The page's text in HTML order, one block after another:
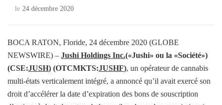
le 24 décembre 2020
BOCA RATON, Floride, 24 décembre 2020 (GLOBE
NEWSWIRE) – Jushi Holdings Inc.(«Jushi» ou la «Société»)
(CSE:JUSH) (OTCMKTS:JUSHF), un opérateur de cannabis
multi-états verticalement intégré, a annoncé qu’il avait exercé son
droit d’accélérer la date d’expiration des bons de souscription